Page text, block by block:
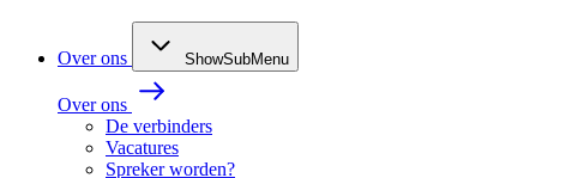
Over ons ShowSubMenu
Over ons
De verbinders
Vacatures
Spreker worden?